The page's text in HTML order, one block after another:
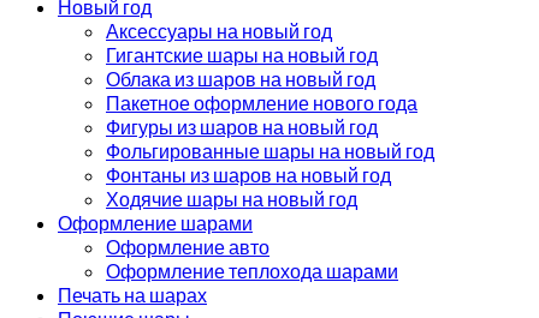
Новый год
Аксессуары на новый год
Гигантские шары на новый год
Облака из шаров на новый год
Пакетное оформление нового года
Фигуры из шаров на новый год
Фольгированные шары на новый год
Фонтаны из шаров на новый год
Ходячие шары на новый год
Оформление шарами
Оформление авто
Оформление теплохода шарами
Печать на шарах